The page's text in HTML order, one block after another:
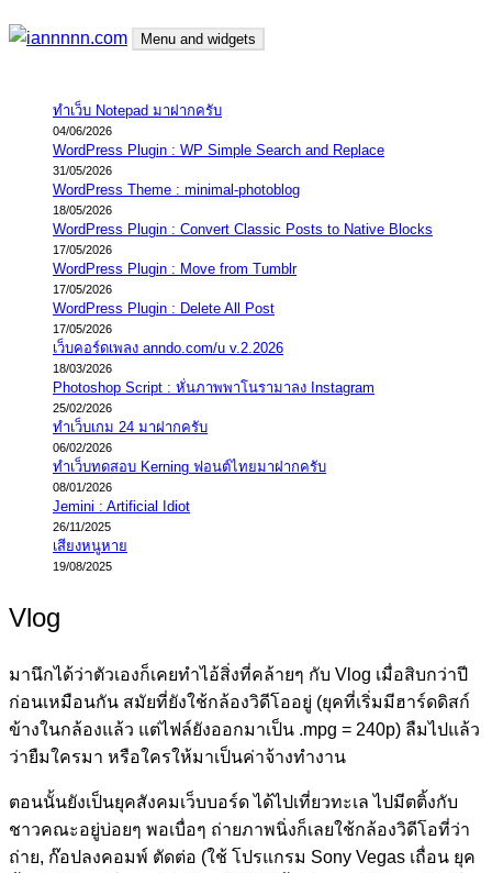
Skip
Menu and widgets
ทำเว็บ Notepad มาฝากครับ
04/06/2026
WordPress Plugin : WP Simple Search and Replace
31/05/2026
WordPress Theme : minimal-photoblog
18/05/2026
WordPress Plugin : Convert Classic Posts to Native Blocks
17/05/2026
WordPress Plugin : Move from Tumblr
17/05/2026
WordPress Plugin : Delete All Post
17/05/2026
เว็บคอร์ดเพลง anndo.com/u v.2.2026
18/03/2026
Photoshop Script : หั่นภาพพาโนรามาลง Instagram
25/02/2026
ทำเว็บเกม 24 มาฝากครับ
06/02/2026
ทำเว็บทดสอบ Kerning ฟอนต์ไทยมาฝากครับ
08/01/2026
Jemini : Artificial Idiot
26/11/2025
เสียงหนูหาย
19/08/2025
Vlog
มานึกได้ว่าตัวเองก็เคยทำไอ้สิ่งที่คล้ายๆ กับ Vlog เมื่อสิบกว่าปี
ก่อนเหมือนกัน สมัยที่ยังใช้กล้องวิดีโออยู่ (ยุคที่เริ่มมีฮาร์ดดิสก์
ข้างในกล้องแล้ว แต่ไฟล์ยังออกมาเป็น .mpg = 240p) ลืมไปแล้ว
ว่ายืมใครมา หรือใครให้มาเป็นค่าจ้างทำงาน
ตอนนั้นยังเป็นยุคสังคมเว็บบอร์ด ได้ไปเที่ยวทะเล ไปมีตติ้งกับ
ชาวคณะอยู่บ่อยๆ พอเบื่อๆ ถ่ายภาพนิ่งก็เลยใช้กล้องวิดีโอที่ว่า
ถ่าย, ก๊อปลงคอมพ์ ตัดต่อ (ใช้ โปรแกรม Sony Vegas เถื่อน ยุค